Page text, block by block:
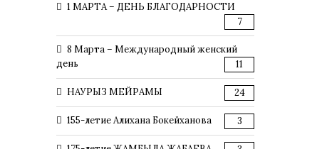
1 МАРТА – ДЕНЬ БЛАГОДАРНОСТИ
7
8 Марта – Международный женский
день
11
НАУРЫЗ МЕЙРАМЫ 24
155-летие Алихана Бокейханова 3